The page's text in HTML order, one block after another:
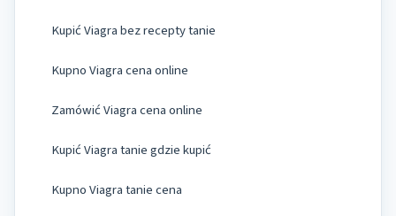
Kupić Viagra bez recepty tanie
Kupno Viagra cena online
Zamówić Viagra cena online
Kupić Viagra tanie gdzie kupić
Kupno Viagra tanie cena